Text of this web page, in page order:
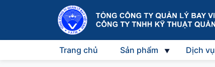
Trang chủ Sản phẩm Dịch vụ